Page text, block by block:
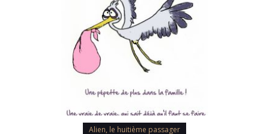
Alien, le huitième passager